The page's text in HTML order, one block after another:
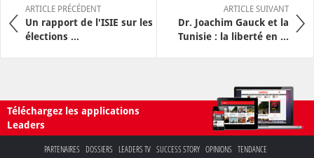
ARTICLE PRÉCÉDENT
Un rapport de l'ISIE sur les
élections ...
ARTICLE SUIVANT
Dr. Joachim Gauck et la
Tunisie : la liberté en ...
Téléchargez les applications
Leaders
PARTENAIRES DOSSIERS LEADERS TV SUCCESS STORY OPINIONS TENDANCE